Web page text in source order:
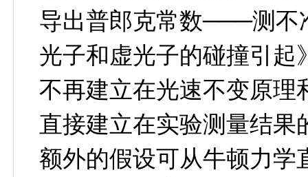
导出普郎克常数───测不
光子和虚光子的碰撞引起
不再建立在光速不变原理
直接建立在实验测量结果
额外的假设可从牛顿力学